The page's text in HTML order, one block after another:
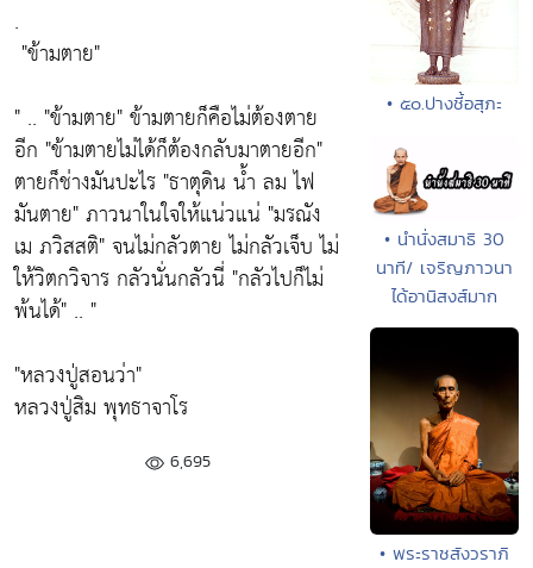
.
"ข้ามตาย"
" .. "ข้ามตาย"ข้ามตายก็คือไม่ต้องตาย
อีก "ข้ามตายไม่ได้ก็ต้องกลับมาตายอีก"
ตายก็ช่างมันปะไร "ธาตุดิน น้ำ ลม ไฟ
มันตาย"ภาวนาในใจให้แน่วแน่ "มรณัง
เม ภวิสสติ"จนไม่กลัวตาย ไม่กลัวเจ็บ ไม่
ให้วิตกวิจาร กลัวนั่นกลัวนี่ "กลัวไปก็ไม่
พ้นได้" .. "
"หลวงปู่สอนว่า"
หลวงปู่สิม พุทธาจาโร
6,695
• ๕๐.ปางชี้อสุภะ
• นำนั่งสมาธิ 30
นาที/ เจริญภาวนา
ได้อานิสงส์มาก
• พระราชสังวราภิ